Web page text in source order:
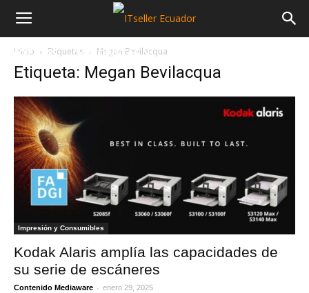
NOTICIAS MAYORISTAS
Inicio Etiquetas Megan Bevilacqua
Etiqueta: Megan Bevilacqua
Impresión y Consumibles
Kodak Alaris amplía las capacidades de
su serie de escáneres
Contenido Mediaware - enero 29, 2025